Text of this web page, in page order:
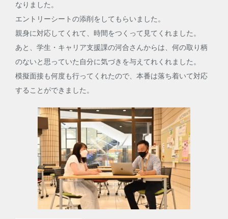
なりました。
エントリーシートの添削をしてもらいました。
親身に対応してくれて、時間をつくって見てくれました。
あと、学生・キャリア支援課の河合さんからは、何の取り柄
のないと思っていた自分に気づきを与えてれくれました。
模擬面接も何度も行ってくれたので、本番は落ち着いて対応
することができました。